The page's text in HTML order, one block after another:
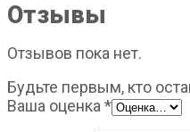
Отзывы
Отзывов пока нет.
Будьте первым, кто
Ваша оценка *